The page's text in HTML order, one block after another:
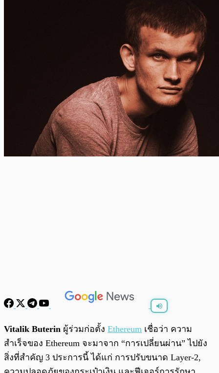
Vitalik Buterin ผู้ร่วมก่อตั้ง Ethereum เชื่อว่า ความ
สำเร็จของ Ethereum จะมาจาก “การเปลี่ยนผ่าน” ไปยัง
สิ่งที่สำคัญ 3 ประการนี้ ได้แก่ การปรับขนาด Layer-2,